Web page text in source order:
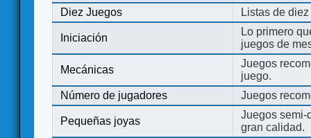
Diez Juegos
Listas de
Iniciación
Lo primero
juegos de
Mecánicas
Juegos
juego.
Número de jugadores
Juegos
Pequeñas joyas
Juegos semi-
gran calidad.